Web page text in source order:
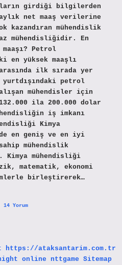
girdiği bilgilerden
net maaş verilerine
kazandıran mühendislik
mühendisliğidir. En
Petrol
en yüksek maaşlı
ilk sırada yer
petrol
mühendisler için
ila 200.000 dolar
iş imkanı
Kimya
en geniş ve en iyi
mühendislik
mühendisliği
matematik, ekonomi
birleştirerek…
14 Yorum
https://ataksantarim.com.tr
online nttgame Sitemap